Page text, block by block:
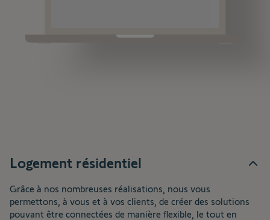
Logement résidentiel
Grâce à nos nombreuses réalisations, nous vous
permettons, à vous et à vos clients, de créer des solutions
pouvant être connectées de manière flexible, le tout en